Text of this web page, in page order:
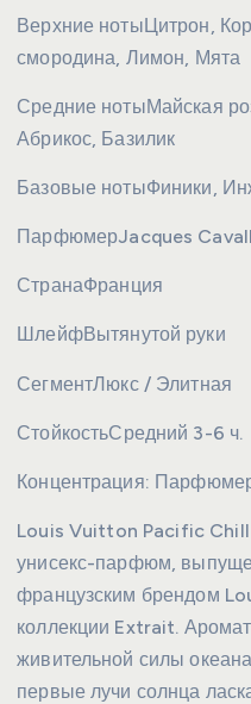
Верхние нотыЦитрон,
смородина, Лимон, Мята
Средние нотыМайская
Абрикос, Базилик
Базовые нотыФиники,
ПарфюмерJacques
СтранаФранция
ШлейфВытянутой руки
СегментЛюкс / Элитная
СтойкостьСредний 3-6 ч.
Концентрация:
Louis Vuitton Pacific
унисекс-парфюм,
французским брендом
коллекции Extrait.
живительной силы
первые лучи солнца